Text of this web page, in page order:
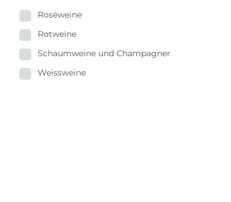
Roséweine
Rotweine
Schaumweine und Champagner
Weissweine